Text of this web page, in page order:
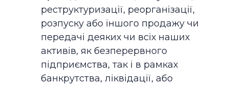
реструктуризації, реорганізації,
розпуску або іншого продажу чи
передачі деяких чи всіх наших
активів, як безперервного
підприємства, так і в рамках
банкрутства, ліквідації, або